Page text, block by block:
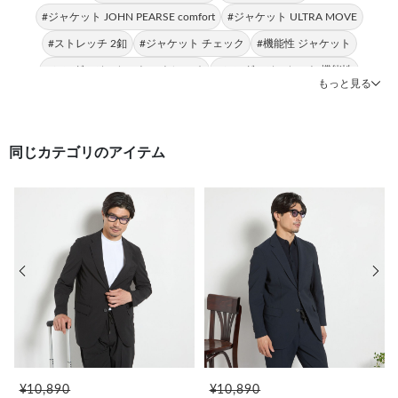
#ジャケット JOHN PEARSE comfort #ジャケット ULTRA MOVE
#ストレッチ 2釦 #ジャケット チェック #機能性 ジャケット
#シングルジャケット ストレッチ #シングルジャケット 機能性
もっと見る
同じカテゴリのアイテム
¥10,890 ¥10,890
前の画像